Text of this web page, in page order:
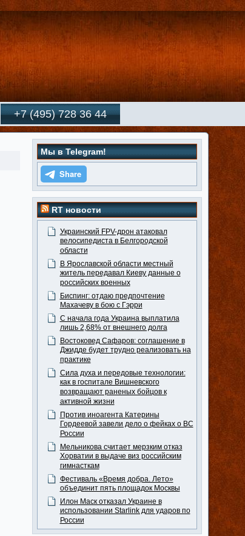
+7 (495) 728 36 44
Мы в Telegram!
RT новости
Украинский FPV-дрон атаковал
велосипедиста в Белгородской
области
В Ярославской области местный
житель передавал Киеву данные о
российских военных
Биспинг: отдаю предпочтение
Махачеву в бою с Гэрри
С начала года Украина выплатила
лишь 2,68% от внешнего долга
Востоковед Сафаров: соглашение в
Джидде будет трудно реализовать на
практике
Сила духа и передовые технологии:
как в госпитале Вишневского
возвращают раненых бойцов к
активной жизни
Против иноагента Катерины
Гордеевой завели дело о фейках о ВС
России
Мельникова считает мерзким отказ
Хорватии в выдаче виз российским
гимнасткам
Фестиваль «Время добра. Лето»
объединит пять площадок Москвы
Илон Маск отказал Украине в
использовании Starlink для ударов по
России